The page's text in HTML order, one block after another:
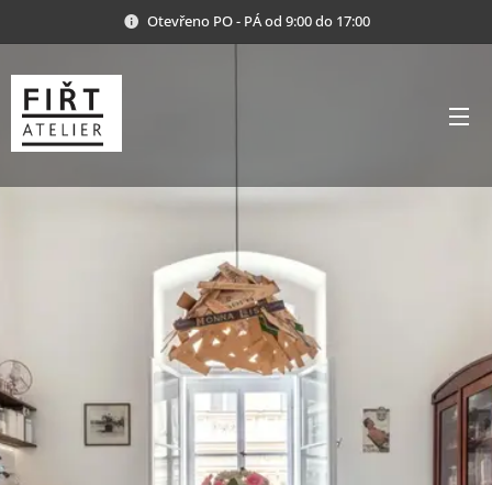
Otevřeno PO - PÁ od 9:00 do 17:00